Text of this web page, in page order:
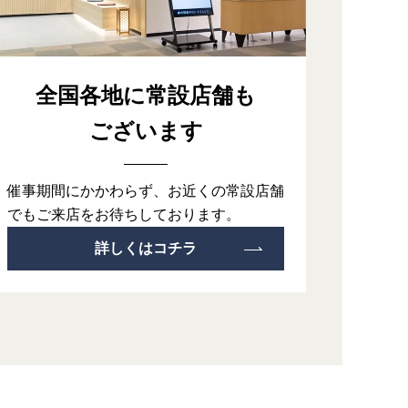
全国各地に常設店舗も
ございます
催事期間にかかわらず、お近くの常設店舗
でもご来店をお待ちしております。
詳しくはコチラ